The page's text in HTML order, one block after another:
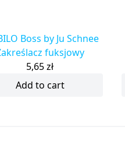
Boss by Ju Schnee
fuksjowy
5,65zł
Add to cart